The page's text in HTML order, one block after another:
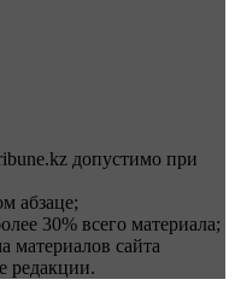
допустимо при
абзаце;
30% всего материала;
материалов сайта
редакции.